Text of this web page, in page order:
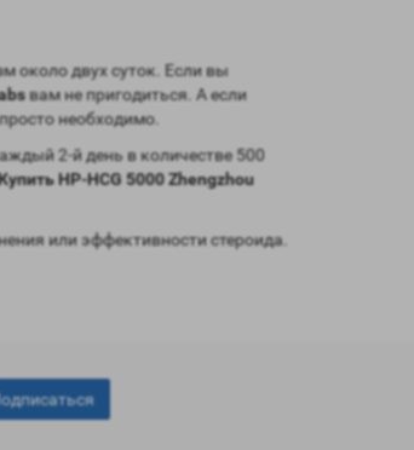
около двух суток. Если вы
вам не пригодиться. А если
просто необходимо.
2-й день в количестве 500
HP-HCG 5000 Zhengzhou
или эффективности стероида.